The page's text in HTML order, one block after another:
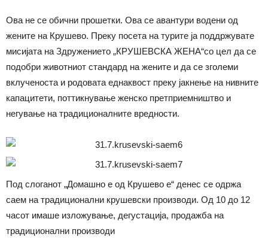
Ова не се обични прошетки. Ова се авантури водени од
жените на Крушево. Преку посета на турите ја поддржувате
мисијата на Здружението „КРУШЕВСКА ЖЕНА“со цел да се
подобри животниот стандард на жените и да се зголеми
вклученоста и родовата еднаквост преку јакнење на нивните
капацитети, поттикнување женско претприемништво и
негување на традиционалните вредности.
Под слоганот „Домашно е од Крушево е“ денес се одржа
саем на традиционални крушевски производи. Од 10 до 12
часот имаше изложување, дегустација, продажба на
традиционални производи